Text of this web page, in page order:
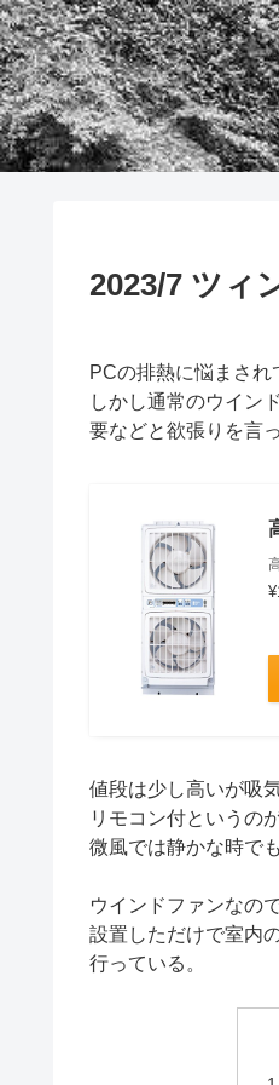
2023/7 ツィ
PCの排熱に悩まさ
しかし通常のウイン
要などと欲張りを言
値段は少し高いが吸
リモコン付というの
微風では静かな時で
ウインドファンなの
設置しただけで室内
行っている。